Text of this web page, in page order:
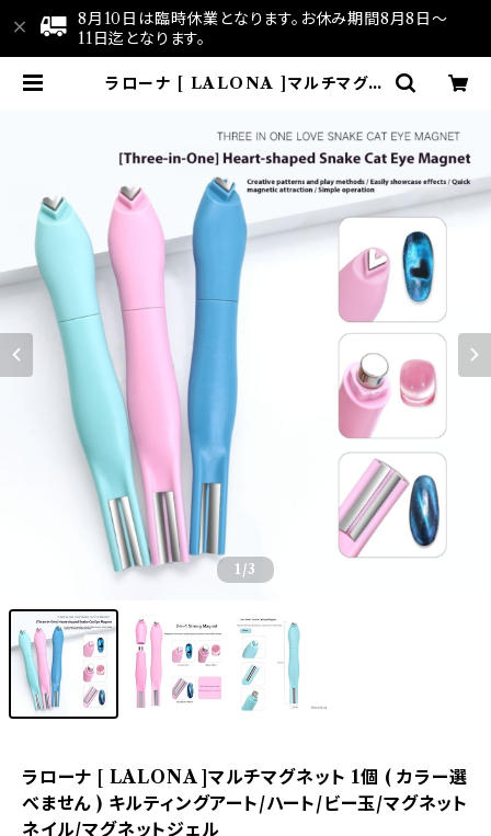
8月10日は臨時休業となります。お休み期間8月8日～
11日迄となります。
ラローナ [ LALONA ]マルチマグネ
トネイル/マグネットジェル | LALO
NA
1 /3
ラローナ [ LALONA ]マルチマグネット 1個 ( カラー選
べません ) キルティングアート/ハート/ビー玉/マグネット
ネイル/マグネットジェル